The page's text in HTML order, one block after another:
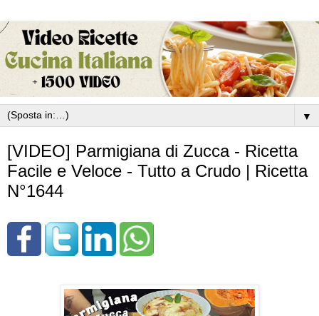
▼
[VIDEO] Parmigiana di Zucca - Ricetta
Facile e Veloce - Tutto a Crudo | Ricetta
N°1644